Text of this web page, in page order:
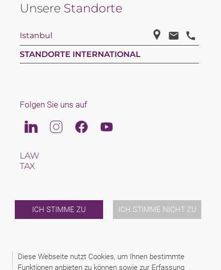
Diese Webseite nutzt Cookies, um Ihnen bestimmte
Funktionen anbieten zu können sowie zur Erfassung
ICH STIMME ZU ICH STIMME NICHT ZU
Unsere Standorte
Istanbul
STANDORTE INTERNATIONAL
Folgen Sie uns auf
LinkedinInstagramFacebookYoutube
LAW
TAX
INTERNATIONAL
NEWS & JUSFUL
2026 (C) GEMS LEGAL SCHINDHELM ISTANBUL